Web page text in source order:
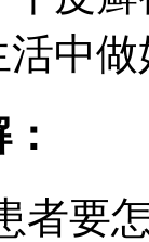
活中
者要